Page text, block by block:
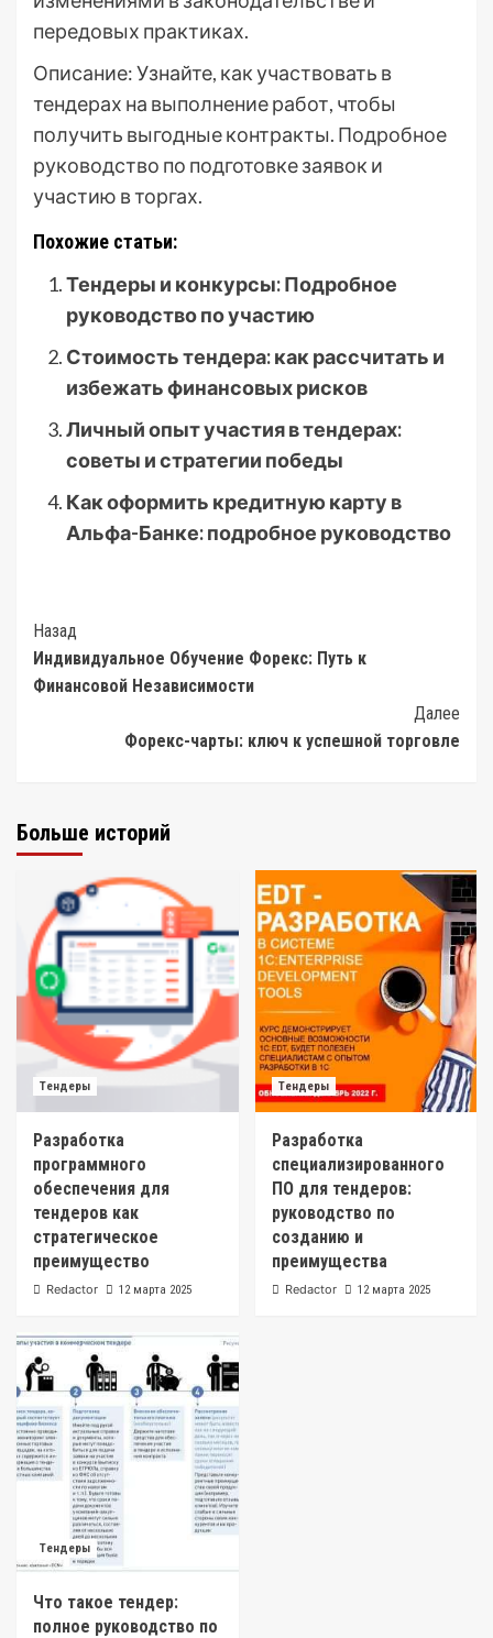
передовых практиках.
Описание: Узнайте, как участвовать в
тендерах на выполнение работ, чтобы
получить выгодные контракты. Подробное
руководство по подготовке заявок и
участию в торгах.
Похожие статьи:
Тендеры и конкурсы: Подробное
руководство по участию
Стоимость тендера: как рассчитать и
избежать финансовых рисков
Личный опыт участия в тендерах:
советы и стратегии победы
Как оформить кредитную карту в
Альфа-Банке: подробное руководство
Post
Navigation
Назад
Индивидуальное Обучение Форекс: Путь к
Финансовой Независимости
Далее
Форекс-чарты: ключ к успешной торговле
Больше историй
Тендеры
Разработка
программного
обеспечения для
тендеров как
стратегическое
преимущество
Redactor 12 марта 2025
Тендеры
Разработка
специализированного
ПО для тендеров:
руководство по
созданию и
преимущества
Redactor 12 марта 2025
Тендеры
Что такое тендер:
полное руководство по